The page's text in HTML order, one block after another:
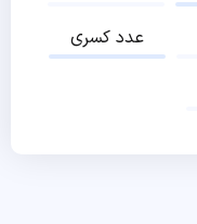
عدد کسری